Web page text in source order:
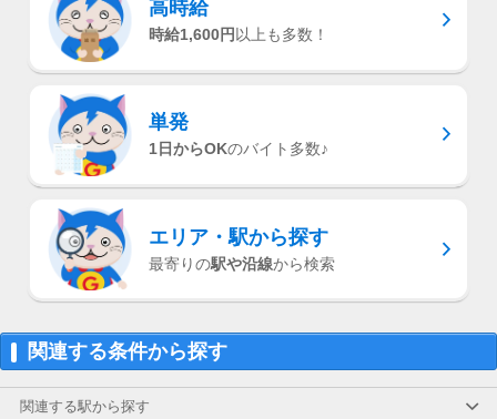
高時給
時給1,600円 以上も多数！
単発
1日からOKのバイト多数♪
エリア・駅から探す
最寄りの駅や沿線から検索
関連する条件から探す
関連する駅から探す